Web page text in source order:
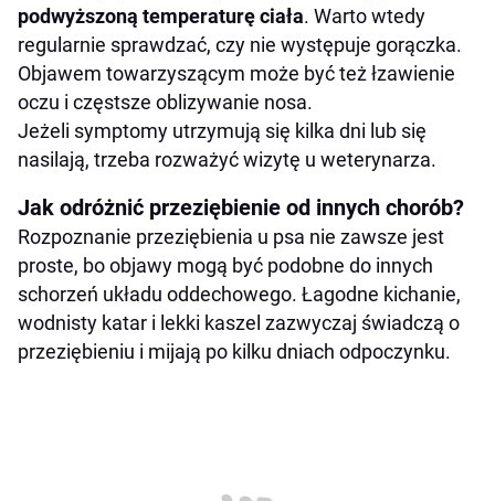
podwyższoną temperaturę ciała. Warto wtedy
regularnie sprawdzać, czy nie występuje gorączka.
Objawem towarzyszącym może być też łzawienie
oczu i częstsze oblizywanie nosa.
Jeżeli symptomy utrzymują się kilka dni lub się
nasilają, trzeba rozważyć wizytę u weterynarza.
Jak odróżnić przeziębienie od innych chorób?
Rozpoznanie przeziębienia u psa nie zawsze jest
proste, bo objawy mogą być podobne do innych
schorzeń układu oddechowego. Łagodne kichanie,
wodnisty katar i lekki kaszel zazwyczaj świadczą o
przeziębieniu i mijają po kilku dniach odpoczynku.